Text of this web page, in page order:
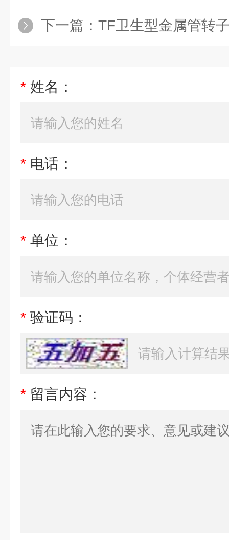
下一篇： TF卫生型金属管转
* 姓名：
* 电话：
* 单位：
* 验证码：
* 留言内容：